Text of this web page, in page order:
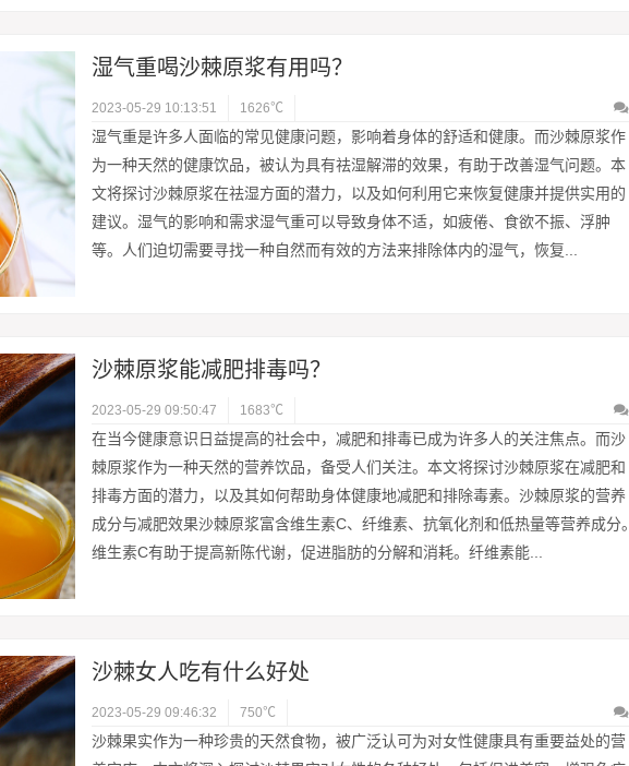
湿气重喝沙棘原浆有用吗？
2023-05-29 10:13:51 1626℃
湿气重是许多人面临的常见健康问题，影响着身体的舒适和健康。而沙棘原浆作
为一种天然的健康饮品，被认为具有祛湿解滞的效果，有助于改善湿气问题。本
文将探讨沙棘原浆在祛湿方面的潜力，以及如何利用它来恢复健康并提供实用的
建议。湿气的影响和需求湿气重可以导致身体不适，如疲倦、食欲不振、浮肿
等。人们迫切需要寻找一种自然而有效的方法来排除体内的湿气，恢复...
沙棘原浆能减肥排毒吗？
2023-05-29 09:50:47 1683℃
在当今健康意识日益提高的社会中，减肥和排毒已成为许多人的关注焦点。而沙
棘原浆作为一种天然的营养饮品，备受人们关注。本文将探讨沙棘原浆在减肥和
排毒方面的潜力，以及其如何帮助身体健康地减肥和排除毒素。沙棘原浆的营养
成分与减肥效果沙棘原浆富含维生素C、纤维素、抗氧化剂和低热量等营养成分
维生素C有助于提高新陈代谢，促进脂肪的分解和消耗。纤维素能...
沙棘女人吃有什么好处
2023-05-29 09:46:32 750℃
沙棘果实作为一种珍贵的天然食物，被广泛认可为对女性健康具有重要益处的营